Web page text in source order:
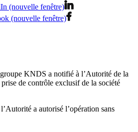
(nouvelle fenêtre)
(nouvelle fenêtre)
KNDS a notifié à l’Autorité de la
de contrôle exclusif de la société
a autorisé l’opération sans